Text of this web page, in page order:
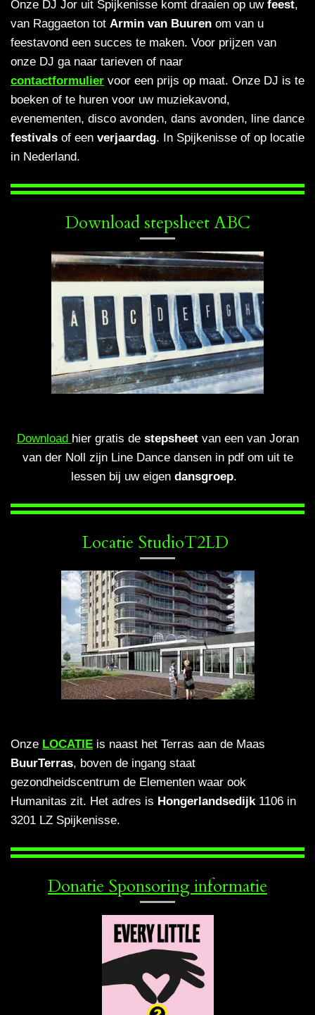
Onze DJ Jor uit Spijkenisse komt draaien op uw feest,
van Raggaeton tot Armin van Buuren om van u
feestavond een succes te maken. Voor prijzen van
onze DJ ga naar tarieven of naar
contactformulier voor een prijs op maat. Onze DJ is te
boeken of te huren voor uw muziekavond,
evenementen, disco avonden, dans avonden, line dance
festivals of een verjaardag. In Spijkenisse of op locatie
in Nederland.
Download stepsheet ABC
Download hier gratis de stepsheetvan een van Joran
van der Noll zijn Line Dance dansen in pdf om uit te
lessen bij uw eigen dansgroep.
Locatie StudioT2LD
Onze LOCATIE is naast het Terras aan de Maas
BuurTerras, boven de ingang staat
gezondheidscentrum de Elementen waar ook
Humanitas zit. Het adres is Hongerlandsedijk1106 in
3201 LZ Spijkenisse.
Donatie Sponsoring informatie